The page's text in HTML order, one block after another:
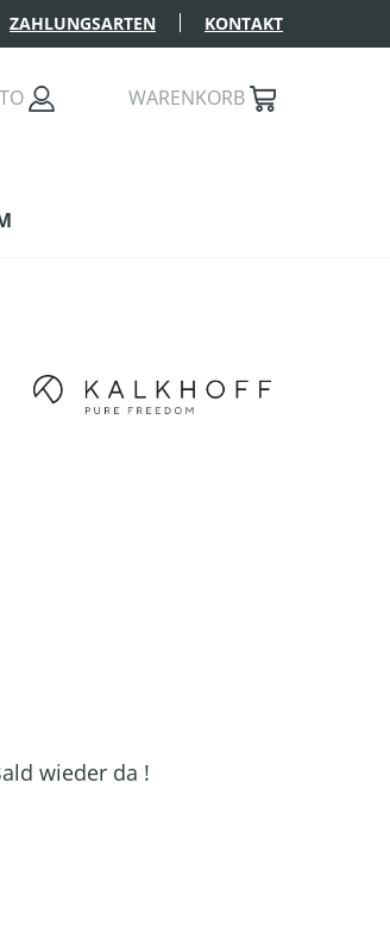
ZAHLUNGSARTEN KONTAKT
WARENKORB
wieder da !